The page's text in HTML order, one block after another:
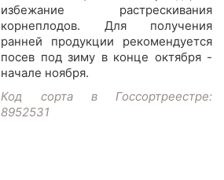
избежание растрескивания
корнеплодов. Для получения
ранней продукции рекомендуется
посев под зиму в конце октября -
начале ноября.
Код сорта в Госсортреестре:
8952531